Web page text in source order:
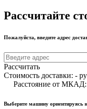
Рассчитайте
Пожалуйста, введите адрес
Рассчитать
Стоимость доставки: -
Расстояние от МКАД:
Выберите машину ориентируясь